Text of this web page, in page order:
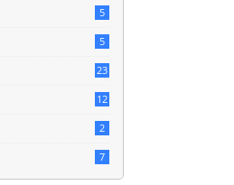
5
5
23
12
2
7